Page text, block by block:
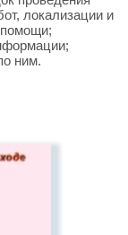
локализации и
ним.